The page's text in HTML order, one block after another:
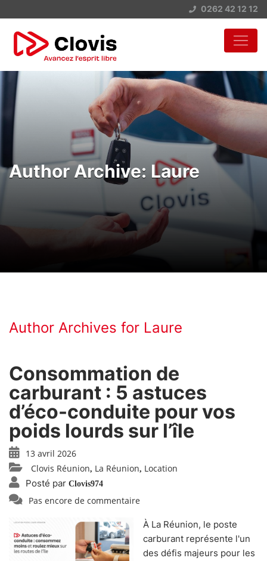
0262 42 12 12
Author Archive: Laure
Author Archives for Laure
Consommation de
carburant : 5 astuces
d’éco-conduite pour vos
poids lourds sur l’île
13 avril 2026
Clovis Réunion, La Réunion, Location
Posté par Clovis974
Pas encore de commentaire
À La Réunion, le poste
carburant représente l'un
des défis majeurs pour les